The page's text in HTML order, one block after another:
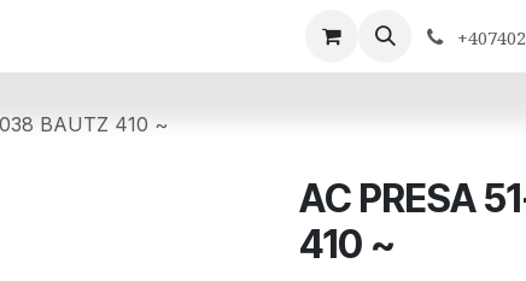
BAUTZ 410 ~
AC PRESA
410 ~